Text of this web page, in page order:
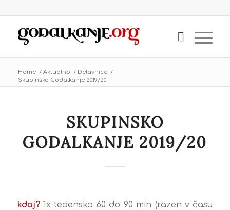
Home / Aktualno / Delavnice /
Skupinsko Godalkanje 2019/20
SKUPINSKO
GODALKANJE 2019/20
kdaj?1x tedensko 60 do 90 min (razen v času